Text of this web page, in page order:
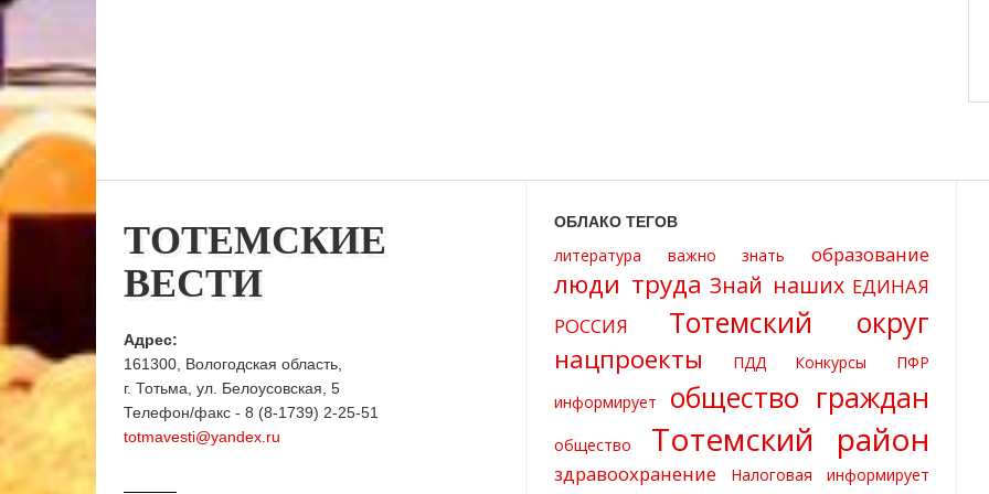
ТОТЕМСКИЕ
ВЕСТИ
Адрес:
161300, Вологодская область,
г. Тотьма, ул. Белоусовская, 5
Телефон/факс - 8 (8-1739) 2-25-51
totmavesti@yandex.ru
ОБЛАКО ТЕГОВ
литература важно знать образование
люди труда Знай наших ЕДИНАЯ
РОССИЯ
Тотемский округ
нацпроекты ПДД Конкурсы
ПФР
информирует
общество граждан
общество Тотемский район
здравоохранение Налоговая информирует